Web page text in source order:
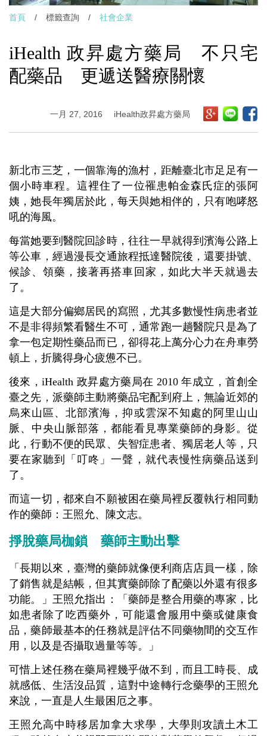
首頁 / 標籤查詢 / 社會企業
iHealth 政昇處方藥局 不只宅
配藥品 更遞送醫療關懷
一月 27, 2016 iHealth政昇處方藥局
新北市三芝，一個靠海的漁村，距離臺北市足足有一
個小時車程。這裡住了一位罹患帕金森氏症的張阿
姨，她長年獨居於此，每天與她相伴的，只有咆哮怒
吼的海風。
每當她要到醫院回診時，往往一早就得到濱海公路上
等公車，經過漫長交通旅程抵達醫院後，還要掛號、
候診、領藥，接著再搭車回家，如此大半天就過去
了。
這是大部分偏鄉居民的寫照，尤其多數慢性病患者並
不是非得頻繁看醫生不可，通常跑一趟醫院只是為了
拿一包定期性藥品而已，卻得花上萬分心力在舟車勞
頓上，折騰得身心疲憊不已。
後來，iHealth 政昇處方藥局在 2010 年成立，首創全
臺之先，派藥師主動將藥品宅配到府上，無論近郊的
烏來山區、北部濱海，抑或雲深不知處的阿里山山
脈、中央山脈部落，都能看見專業藥師的身影。從
此，行動不便的民眾、失智症患者、獨居老人等，只
要在家聽到「叮咚」一聲，就代表慢性病藥品送到
了。
而這一切，都來自不願被困在藥局裡反覆執行相同動
作的藥師：王照允、陳文志。
掙脫藥局枷鎖 藥師主動出擊
「長期以來，臺灣的藥師就像便利商店店員一樣，除
了銷售就是結帳，但其實藥師除了配藥以外還有很多
功能。」王照允指出：「藥師是整合用藥的專家，比
如患者除了吃西藥外，可能還會服用中藥或健康食
品，藥師最基本的任務就是評估不同藥物間的交互作
用，以及是否攝取過量等等。」
可惜上述任務在藥局裡幾乎做不到，而且工時長、成
就感低、生活沒品質，這對中途轉行念藥學的王照允
來說，一直是人生最困厄之事。
王照允高中時移居加拿大求學，大學則攻讀土木工